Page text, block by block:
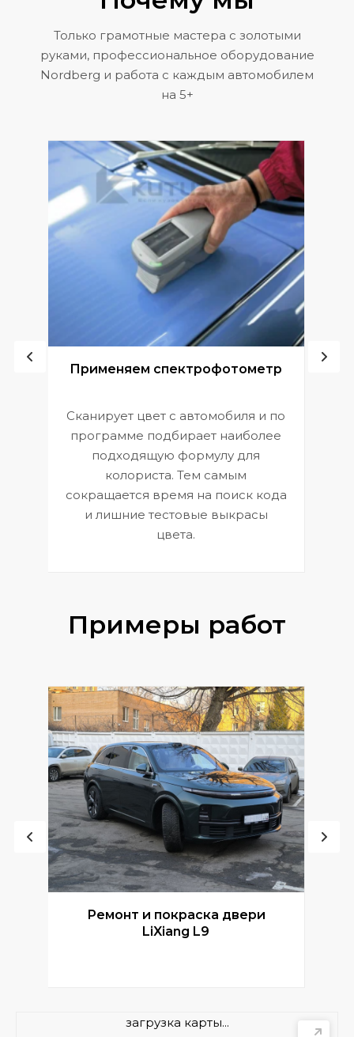
Только грамотные мастера с золотыми
руками, профессиональное оборудование
Nordberg и работа с каждым автомобилем
на 5+
Применяем спектрофотометр
Сканирует цвет с автомобиля и по
программе подбирает наиболее
подходящую формулу для
колориста. Тем самым
сокращается время на поиск кода
и лишние тестовые выкрасы
цвета.
Примеры работ
Ремонт и покраска двери
LiXiang L9
загрузка карты...